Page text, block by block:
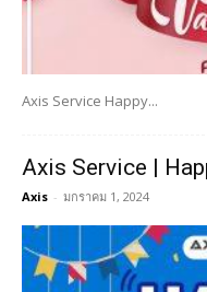
Axis Service Happy...
Axis Service |
Axis - มกราคม 1, 2024